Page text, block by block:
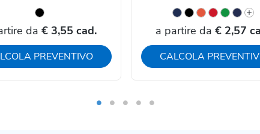
da € 3,55 cad.
PREVENTIVO
a partire da € 2,57
CALCOLA